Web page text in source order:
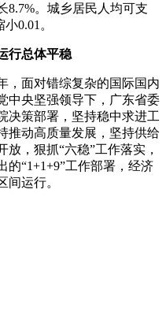
8.7%。城乡居民人均可支
0.01。
行总体平稳
，面对错综复杂的国际国内
中央坚强领导下，广东省委
决策部署，坚持稳中求进工
推动高质量发展，坚持供给
，狠抓“六稳”工作落实，
“1+1+9”工作部署，经济
间运行。